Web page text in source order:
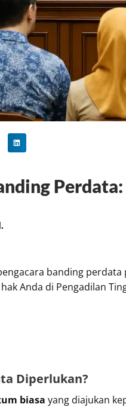
banding
Anda di Pengadilan
Diperlukan?
biasa yang diajukan